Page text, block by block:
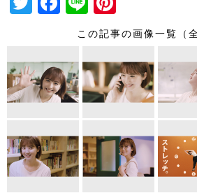
er e
b
o
k
n
nt
e
st
この記事の画像一覧（